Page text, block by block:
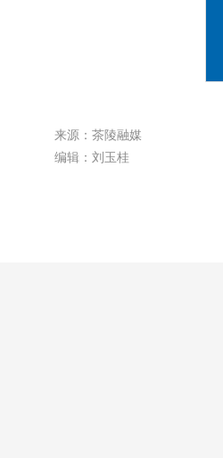
来源：茶陵融媒
编辑：刘玉桂